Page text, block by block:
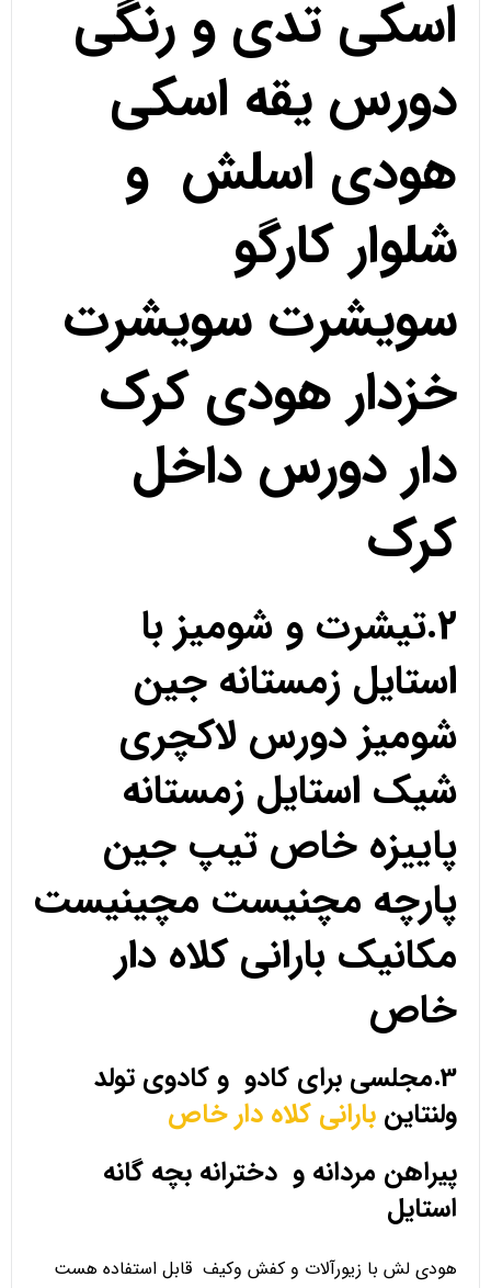
اسکی تدی و رنگی
دورس یقه اسکی
هودی اسلش و
شلوار کارگو
سویشرت سویشرت
خزدار هودی کرک
دار دورس داخل
کرک
2.تیشرت و شومیز با
استایل زمستانه جین
شومیز دورس لاکچری
شیک استایل زمستانه
پاییزه خاص تیپ جین
پارچه مچنیست مچینیست
مکانیک بارانی کلاه دار
خاص
3.مجلسی برای کادو و کادوی تولد
ولنتاین بارانی کلاه دار خاص
پیراهن مردانه و دخترانه بچه گانه
استایل
هودی لش با زیورآلات و کفش وکیف قابل استفاده هست